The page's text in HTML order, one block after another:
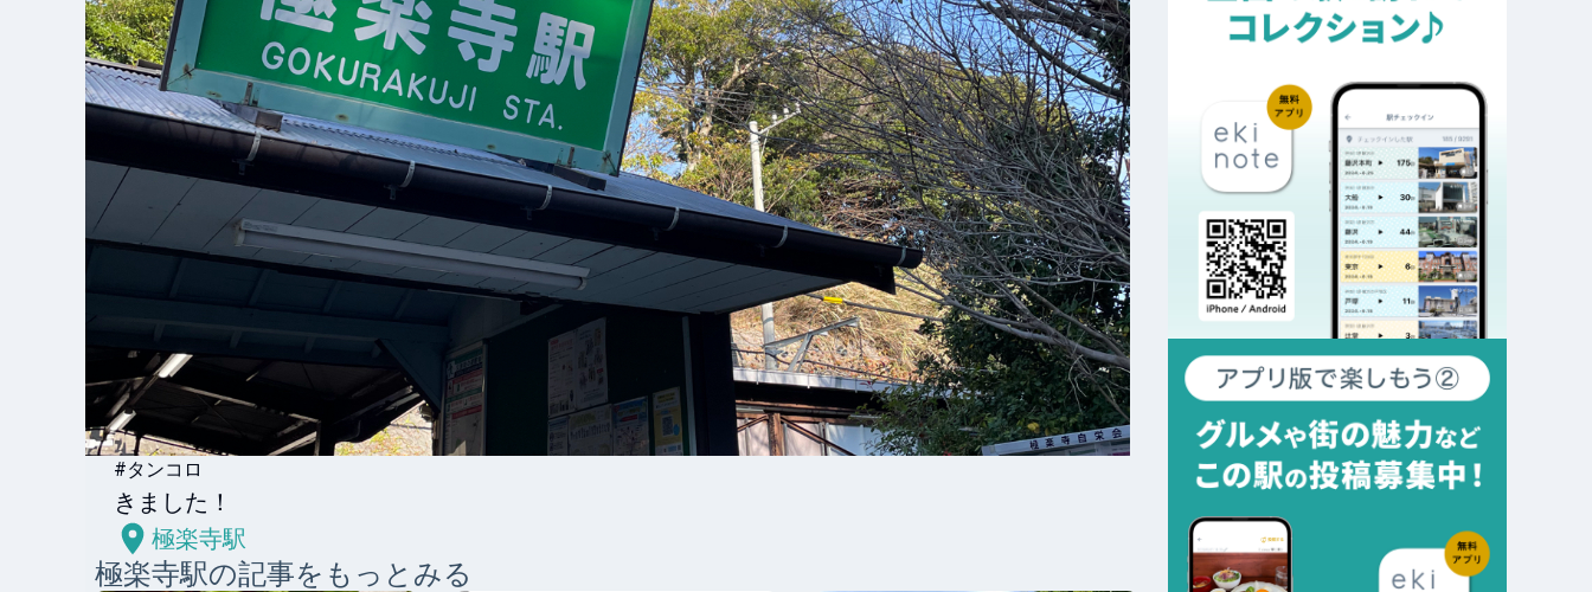
#タンコロ
きました！
極楽寺駅
極楽寺駅の記事をもっとみる